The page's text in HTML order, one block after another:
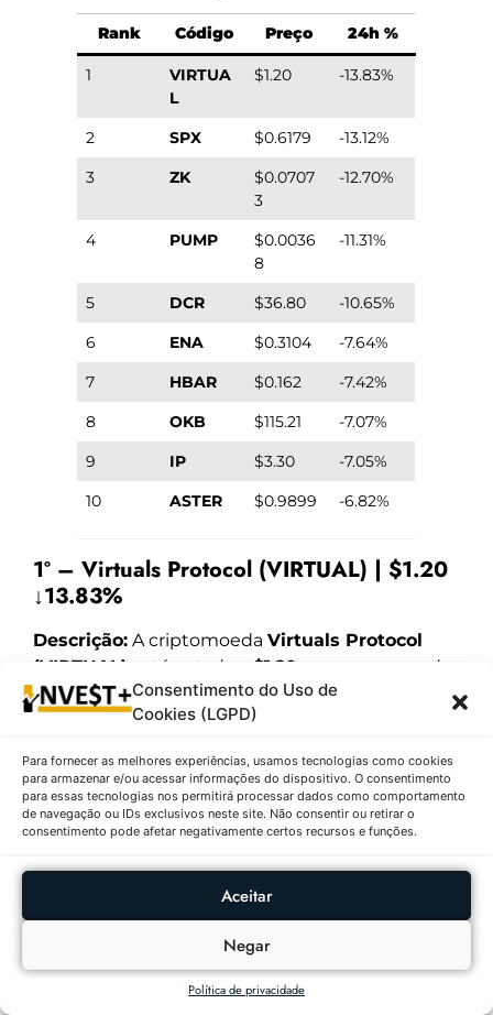
Consentimento do Uso de
Cookies (LGPD)
Para fornecer as melhores experiências, usamos tecnologias como cookies
para armazenar e/ou acessar informações do dispositivo. O consentimento
para essas tecnologias nos permitirá processar dados como comportamento
de navegação ou IDs exclusivos neste site. Não consentir ou retirar o
consentimento pode afetar negativamente certos recursos e funções.
Aceitar
Negar
Política de privacidade
Rank Código Preço 24h %
1
VIRTUA
L
$1.20 -13.83%
2 SPX $0.6179
-13.12%
3
ZK
$0.0707
3
-12.70%
4 PUMP
$0.0036
8
-11.31%
5 DCR $36.80
-10.65%
6
ENA $0.3104
-7.64%
7
HBAR $0.162
-7.42%
8
OKB $115.21
-7.07%
9
IP $3.30
-7.05%
10
ASTER $0.9899 -6.82%
1º – Virtuals Protocol (VIRTUAL) | $1.20
↓13.83%
Descrição: A criptomoeda Virtuals Protocol
(VIRTUAL)
está cotada a $1.20
, com uma queda
expressiva de13.83%nas últimas 24 horas e
volume de negociação de
oferecer soluções inovadoras em blockchain,
focando em interoperabilidade e contratos
inteligentes, embora ainda seja pouco
mercado cripto, especialmente em tokens
interesse ativo dos investidores. Projetos como
o Virtuals Protocol tentam se posicionar em um